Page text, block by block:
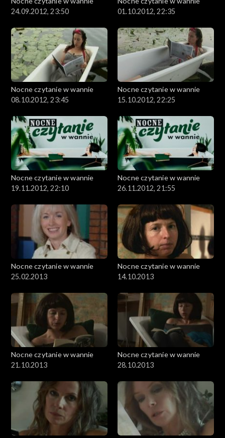
24.09.2012, 23:50
01.10.2012, 22:35
Nocne czytanie w wannie
08.10.2012, 23:45
Nocne czytanie w wannie
15.10.2012, 22:25
Nocne czytanie w wannie
19.11.2012, 22:10
Nocne czytanie w wannie
26.11.2012, 21:55
Nocne czytanie w wannie
25.02.2013
Nocne czytanie w wannie
14.10.2013
Nocne czytanie w wannie
21.10.2013
Nocne czytanie w wannie
28.10.2013